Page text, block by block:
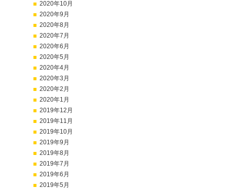
2020年10月
2020年9月
2020年8月
2020年7月
2020年6月
2020年5月
2020年4月
2020年3月
2020年2月
2020年1月
2019年12月
2019年11月
2019年10月
2019年9月
2019年8月
2019年7月
2019年6月
2019年5月